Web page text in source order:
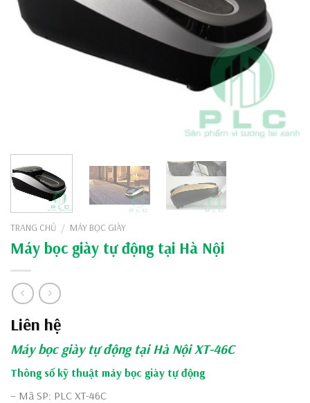
TRANG CHỦ / MÁY BỌC GIÀY
Máy bọc giày tự động tại Hà Nội
Liên hệ
Máy bọc giàytự động tại Hà Nội XT-46C
Thông số kỹ thuật máy bọc giày tự động
– Mã SP: PLC XT-46C